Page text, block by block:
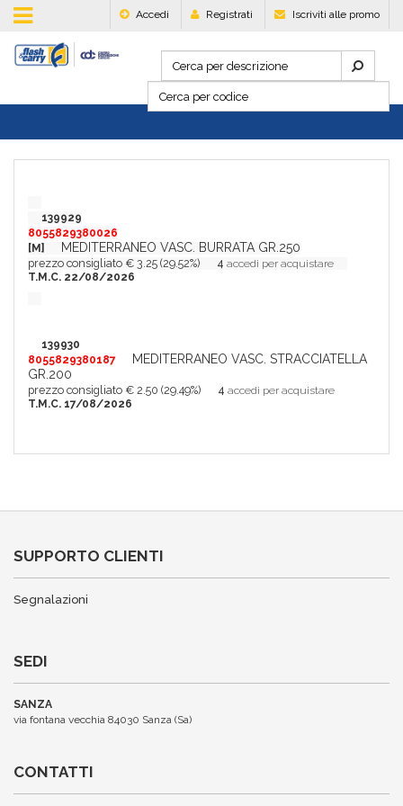
Accedi Registrati Iscriviti alle promo
139929
8055829380026
[M]
MEDITERRANEO VASC. BURRATA GR.250
prezzo consigliato € 3.25 (29.52%) 4 accedi per acquistare
T.M.C. 22/08/2026
139930
8055829380187
MEDITERRANEO VASC. STRACCIATELLA
GR.200
prezzo consigliato € 2.50 (29.49%) 4 accedi per acquistare
T.M.C. 17/08/2026
SUPPORTO CLIENTI
Segnalazioni
SEDI
SANZA
via fontana vecchia 84030 Sanza (Sa)
CONTATTI